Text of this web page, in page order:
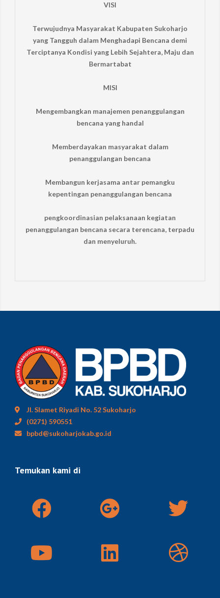
VISI
Terwujudnya Masyarakat Kabupaten Sukoharjo
yang Tangguh dalam Menghadapi Bencana demi
Terciptanya Kondisi yang Lebih Sejahtera, Maju dan
Bermartabat
MISI
Mengembangkan manajemen penanggulangan
bencana yang handal
Memberdayakan masyarakat dalam
penanggulangan bencana
Membangun kerjasama antar pemangku
kepentingan penanggulangan bencana
pengkoordinasian pelaksanaan kegiatan
penanggulangan bencana secara terencana, terpadu
dan menyeluruh.
Jl. Slamet Riyadi No. 52 Sukoharjo
(0271) 590551
bpbd@sukoharjokab.go.id
Temukan kami di